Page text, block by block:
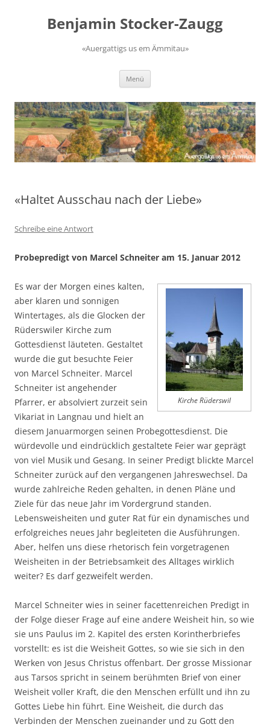
springenBenjamin Stocker-Zaugg
«Auergattigs us em Ämmitau»
Menü
«Haltet Ausschau nach der Liebe»
Schreibe eine Antwort
Probepredigt von Marcel Schneiter am 15. Januar 2012
Kirche Rüderswil
Es war der Morgen eines kalten,
aber klaren und sonnigen
Wintertages, als die Glocken der
Rüderswiler Kirche zum
Gottesdienst läuteten. Gestaltet
wurde die gut besuchte Feier
von Marcel Schneiter. Marcel
Schneiter ist angehender
Pfarrer, er absolviert zurzeit sein
Vikariat in Langnau und hielt an
diesem Januarmorgen seinen Probegottesdienst. Die
würdevolle und eindrücklich gestaltete Feier war geprägt
von viel Musik und Gesang. In seiner Predigt blickte Marcel
Schneiter zurück auf den vergangenen Jahreswechsel. Da
wurde zahlreiche Reden gehalten, in denen Pläne und
Ziele für das neue Jahr im Vordergrund standen.
Lebensweisheiten und guter Rat für ein dynamisches und
erfolgreiches neues Jahr begleiteten die Ausführungen.
Aber, helfen uns diese rhetorisch fein vorgetragenen
Weisheiten in der Betriebsamkeit des Alltages wirklich
weiter? Es darf gezweifelt werden.
Marcel Schneiter wies in seiner facettenreichen Predigt in
der Folge dieser Frage auf eine andere Weisheit hin, so wie
sie uns Paulus im 2. Kapitel des ersten Korintherbriefes
vorstellt: es ist die Weisheit Gottes, so wie sie sich in den
Werken von Jesus Christus offenbart. Der grosse Missionar
aus Tarsos spricht in seinem berühmten Brief von einer
Weisheit voller Kraft, die den Menschen erfüllt und ihn zu
Gottes Liebe hin führt. Eine Weisheit, die durch das
Verbinden der Menschen zueinander und zu Gott den